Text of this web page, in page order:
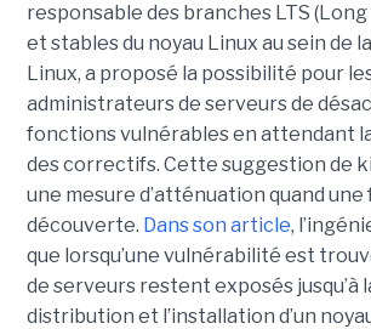
responsable des branches LTS
et stables du noyau Linux au sein de
Linux, a proposé la possibilité pour
administrateurs de serveurs de
fonctions vulnérables en attendant
des correctifs. Cette suggestion de
une mesure d’atténuation quand une
découverte. Dans son article,
que lorsqu’une vulnérabilité est
de serveurs restent exposés jusqu’à
distribution et l’installation d’un